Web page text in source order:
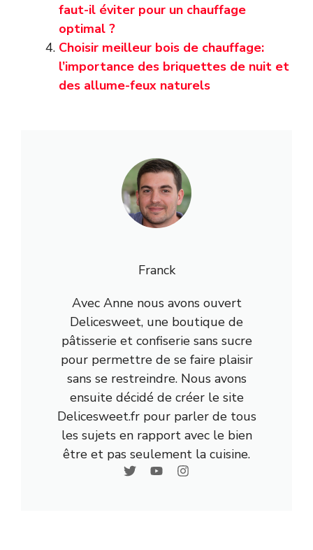
faut-il éviter pour un chauffage
optimal ?
Choisir meilleur bois de chauffage:
l’importance des briquettes de nuit et
des allume-feux naturels
Franck
Avec Anne nous avons ouvert
Delicesweet, une boutique de
pâtisserie et confiserie sans sucre
pour permettre de se faire plaisir
sans se restreindre. Nous avons
ensuite décidé de créer le site
Delicesweet.fr pour parler de tous
les sujets en rapport avec le bien
être et pas seulement la cuisine.